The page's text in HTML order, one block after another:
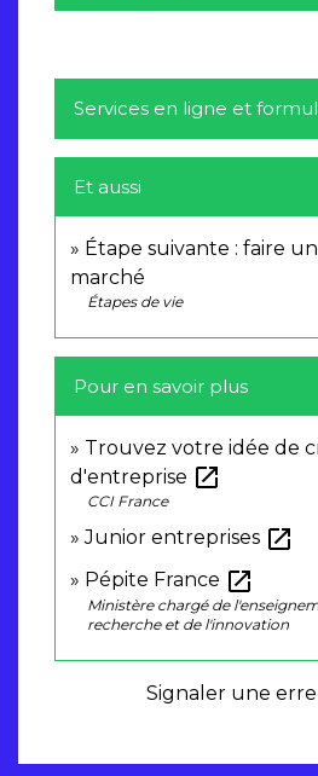
Services en ligne et
Et aussi
Étape suivante : faire
marché
Étapes de vie
Pour en savoir plus
Trouvez votre idée de
d'entreprise open_in_new
CCI France
Junior entreprises open_in_new
Pépite France open_in_new
Ministère chargé de
recherche et de l'innovation
Signaler une